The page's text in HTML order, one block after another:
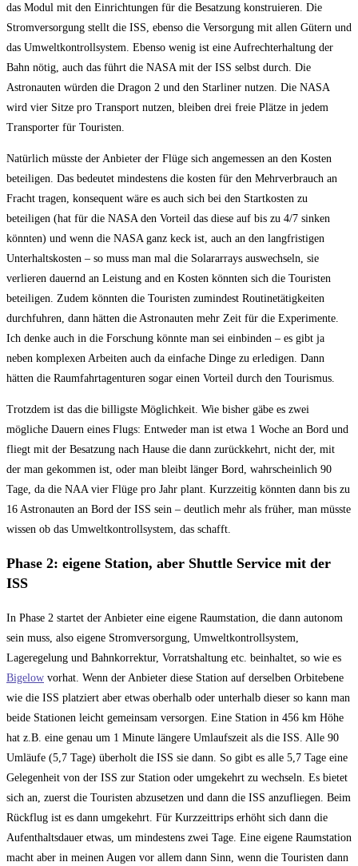
das Modul mit den Einrichtungen für die Besatzung konstruieren. Die
Stromversorgung stellt die ISS, ebenso die Versorgung mit allen Gütern und
das Umweltkontrollsystem. Ebenso wenig ist eine Aufrechterhaltung der
Bahn nötig, auch das führt die NASA mit der ISS selbst durch. Die
Astronauten würden die Dragon 2 und den Starliner nutzen. Die NASA
wird vier Sitze pro Transport nutzen, bleiben drei freie Plätze in jedem
Transporter für Touristen.
Natürlich müsste der Anbieter der Flüge sich angemessen an den Kosten
beteiligen. Das bedeutet mindestens die kosten für den Mehrverbrauch an
Fracht tragen, konsequent wäre es auch sich bei den Startkosten zu
beteiligen (hat für die NASA den Vorteil das diese auf bis zu 4/7 sinken
könnten) und wenn die NASA ganz keck ist, auch an den langfristigen
Unterhaltskosten – so muss man mal die Solararrays auswechseln, sie
verlieren dauernd an Leistung and en Kosten könnten sich die Touristen
beteiligen. Zudem könnten die Touristen zumindest Routinetätigkeiten
durchfuhren, dann hätten die Astronauten mehr Zeit für die Experimente.
Ich denke auch in die Forschung könnte man sei einbinden – es gibt ja
neben komplexen Arbeiten auch da einfache Dinge zu erledigen. Dann
hätten die Raumfahrtagenturen sogar einen Vorteil durch den Tourismus.
Trotzdem ist das die billigste Möglichkeit. Wie bisher gäbe es zwei
mögliche Dauern eines Flugs: Entweder man ist etwa 1 Woche an Bord und
fliegt mit der Besatzung nach Hause die dann zurückkehrt, nicht der, mit
der man gekommen ist, oder man bleibt länger Bord, wahrscheinlich 90
Tage, da die NAA vier Flüge pro Jahr plant. Kurzzeitig könnten dann bis zu
16 Astronauten an Bord der ISS sein – deutlich mehr als früher, man müsste
wissen ob das Umweltkontrollsystem, das schafft.
Phase 2: eigene Station, aber Shuttle Service mit der
ISS
In Phase 2 startet der Anbieter eine eigene Raumstation, die dann autonom
sein muss, also eigene Stromversorgung, Umweltkontrollsystem,
Lageregelung und Bahnkorrektur, Vorratshaltung etc. beinhaltet, so wie es
Bigelow vorhat. Wenn der Anbieter diese Station auf derselben Orbitebene
wie die ISS platziert aber etwas oberhalb oder unterhalb dieser so kann man
beide Stationen leicht gemeinsam versorgen. Eine Station in 456 km Höhe
hat z.B. eine genau um 1 Minute längere Umlaufszeit als die ISS. Alle 90
Umläufe (5,7 Tage) überholt die ISS sie dann. So gibt es alle 5,7 Tage eine
Gelegenheit von der ISS zur Station oder umgekehrt zu wechseln. Es bietet
sich an, zuerst die Touristen abzusetzen und dann die ISS anzufliegen. Beim
Rückflug ist es dann umgekehrt. Für Kurzzeittrips erhöht sich dann die
Aufenthaltsdauer etwas, um mindestens zwei Tage. Eine eigene Raumstation
macht aber in meinen Augen vor allem dann Sinn, wenn die Touristen dann